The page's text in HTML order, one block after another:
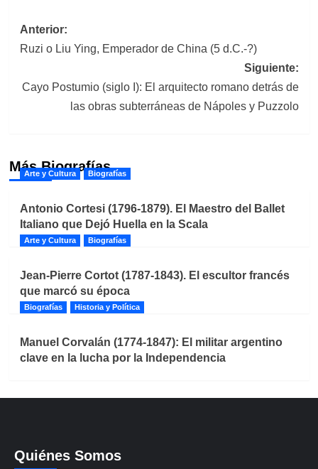
Navegación
de
entradas
Anterior:
Ruzi o Liu Ying, Emperador de China (5 d.C.-?)
Siguiente:
Cayo Postumio (siglo I): El arquitecto romano detrás de
las obras subterráneas de Nápoles y Puzzolo
Más Biografías
Arte y Cultura Biografías
Antonio Cortesi (1796-1879). El Maestro del Ballet
Italiano que Dejó Huella en la Scala
Arte y Cultura Biografías
Jean-Pierre Cortot (1787-1843). El escultor francés
que marcó su época
Biografías Historia y Política
Manuel Corvalán (1774-1847): El militar argentino
clave en la lucha por la Independencia
Quiénes Somos